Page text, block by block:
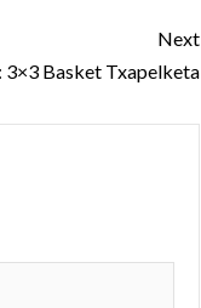
Next
Basket Txapelketa